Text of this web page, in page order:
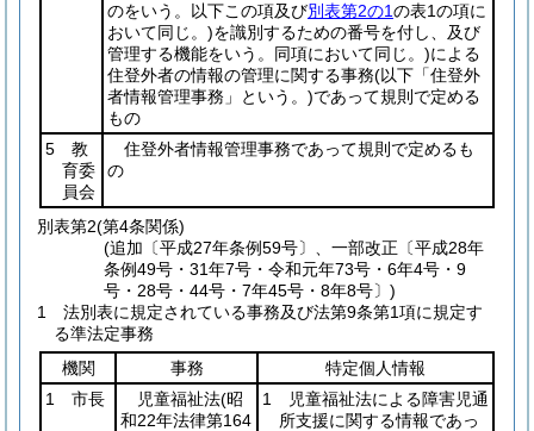
のをいう。以下この項及び別表第2の1の表1の項に
おいて同じ。)を識別するための番号を付し、及び
管理する機能をいう。同項において同じ。)による
住登外者の情報の管理に関する事務(以下「住登外
者情報管理事務」という。)であって規則で定める
もの
5 教
育委
員会
住登外者情報管理事務であって規則で定めるも
の
別表第2(第4条関係)
(追加〔平成27年条例59号〕、一部改正〔平成28年
条例49号・31年7号・令和元年73号・6年4号・9
号・28号・44号・7年45号・8年8号〕)
1 法別表に規定されている事務及び法第9条第1項に規定す
る準法定事務
機関
事務
特定個人情報
1 市長
児童福祉法(昭
和22年法律第164
1 児童福祉法による障害児通
所支援に関する情報であっ